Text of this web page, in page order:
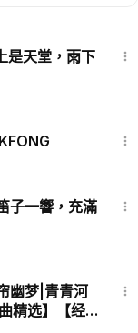
是天堂，雨下
碰狐PINKFONG
子一響，充滿
幽梦|青青河
精选】【经